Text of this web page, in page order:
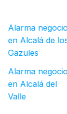
Alarma negocio
en Alcalá de
Gazules
Alarma negocio
en Alcalá del
Valle